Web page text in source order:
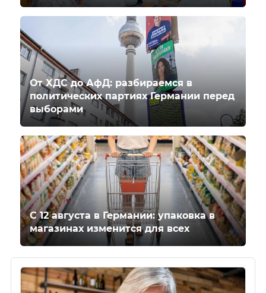
От ХДС до АфД: разбираемся в
политических партиях Германии перед
выборами
С 12 августа в Германии: упаковка в
магазинах изменится для всех